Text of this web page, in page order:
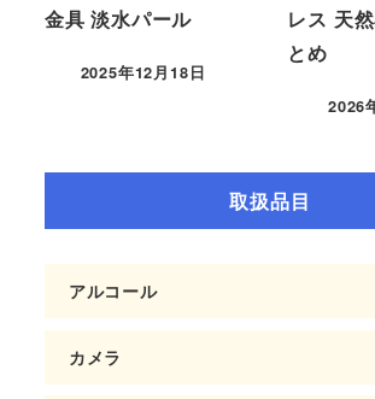
金具 淡水パール
2025年12月18日
レス 天
とめ
2026
取扱品目
アルコール
カメラ